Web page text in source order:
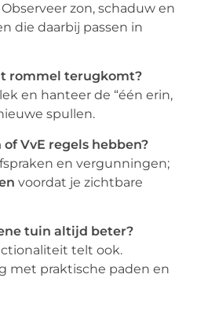
zon, schaduw en
die daarbij passen in
rommel terugkomt?
en hanteer de “één erin,
spullen.
VvE regels hebben?
en vergunningen;
voordat je zichtbare
tuin altijd beter?
telt ook.
met praktische paden en